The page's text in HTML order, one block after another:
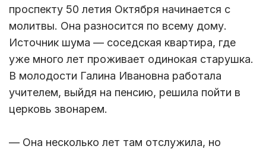
проспекту 50 летия Октября начинается с
молитвы. Она разносится по всему дому.
Источник шума — соседская квартира, где
уже много лет проживает одинокая старушка.
В молодости Галина Ивановна работала
учителем, выйдя на пенсию, решила пойти в
церковь звонарем.
— Она несколько лет там отслужила, но